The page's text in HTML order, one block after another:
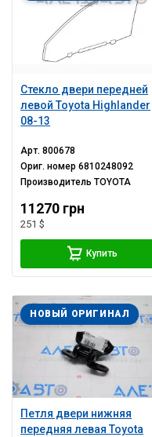
Стекло двери передней
левой Toyota Highlander
08-13
Арт.800678
Ориг. номер6810248092
ПроизводительTOYOTA
11270 грн
251 $
Купить
Петля двери нижняя
передняя левая Toyota
НОВЫЙ ОРИГИНАЛ